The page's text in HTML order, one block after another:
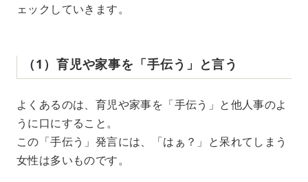
ェックしていきます。
（1）育児や家事を「手伝う」と言う
よくあるのは、育児や家事を「手伝う」と他人事のよ
うに口にすること。
この「手伝う」発言には、「はぁ？」と呆れてしまう
女性は多いものです。